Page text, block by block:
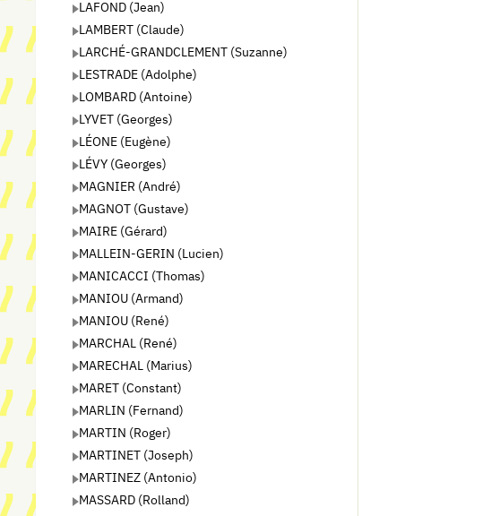
LAFOND (Jean)
LAMBERT (Claude)
LARCHÉ-GRANDCLEMENT (Suzanne)
LESTRADE (Adolphe)
LOMBARD (Antoine)
LYVET (Georges)
LÉONE (Eugène)
LÉVY (Georges)
MAGNIER (André)
MAGNOT (Gustave)
MAIRE (Gérard)
MALLEIN-GERIN (Lucien)
MANICACCI (Thomas)
MANIOU (Armand)
MANIOU (René)
MARCHAL (René)
MARECHAL (Marius)
MARET (Constant)
MARLIN (Fernand)
MARTIN (Roger)
MARTINET (Joseph)
MARTINEZ (Antonio)
MASSARD (Rolland)